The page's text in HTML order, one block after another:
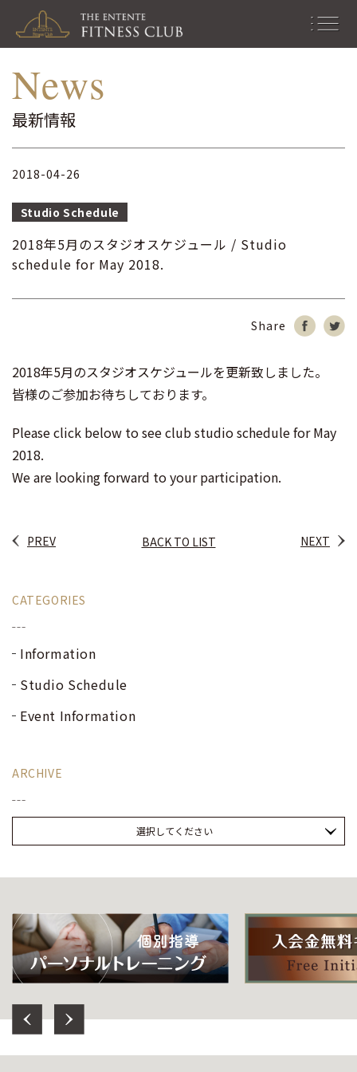
最新情報｜お知らせ｜スタジ
オ情報
men
News
最新情報
2018-04-26
Studio Schedule
2018年5月のスタジオスケジュール / Studio
schedule for May 2018.
Share
ェ
ア
2018年5月のスタジオスケジュールを更新致しました。
皆様のご参加お待ちしております。
Please click below to see club studio schedule for May
2018.
We are looking forward to your participation.
NEXT
BACK TO LIST
PREV
CATEGORIES
Information
Studio Schedule
Event Information
ARCHIVE
選択してください